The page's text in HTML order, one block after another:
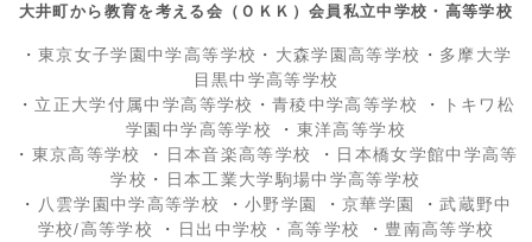
大井町から教育を考える会（ＯＫＫ）会員私立中学校・高等学校
・ 東京女子学園中学高等学校 ・ 大森学園高等学校 ・ 多摩大学
目黒中学高等学校
・ 立正大学付属中学高等学校 ・ 青稜中学高等学校 ・
トキワ松
学園中学高等学校
・ 東洋高等学校
・ 東京高等学校 ・ 日本音楽高等学校 ・ 日本橋女学館中学高等
学校 ・
日本工業大学駒場中学高等学校
・ 八雲学園中学高等学校 ・ 小野学園 ・京華学園 ・武蔵野中
学校/高等学校
・ 日出中学校 ・高等学校 ・ 豊南高等学校